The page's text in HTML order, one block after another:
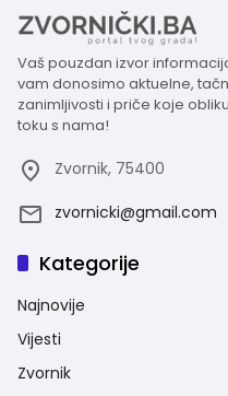
Vaš pouzdan izvor
vam donosimo aktuelne,
zanimljivosti i priče koje
toku s nama!
Zvornik, 75400
zvornicki@gmail.com
Kategorije
Najnovije
Vijesti
Zvornik